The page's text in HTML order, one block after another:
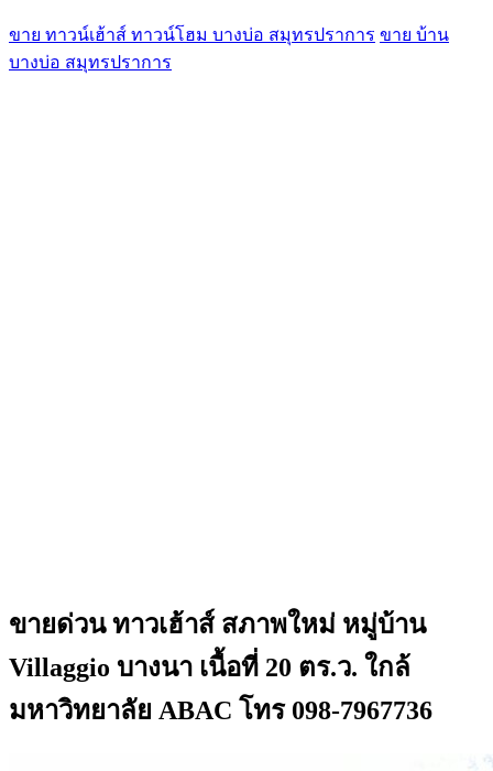
ขาย ทาวน์เฮ้าส์ ทาวน์โฮม บางบ่อ สมุทรปราการ ขาย บ้าน
บางบ่อ สมุทรปราการ
ขายด่วน ทาวเฮ้าส์ สภาพใหม่ หมู่บ้าน
Villaggio บางนา เนื้อที่ 20 ตร.ว. ใกล้
มหาวิทยาลัย ABAC โทร 098-7967736